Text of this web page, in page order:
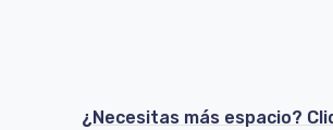
¿Necesitas más espacio?